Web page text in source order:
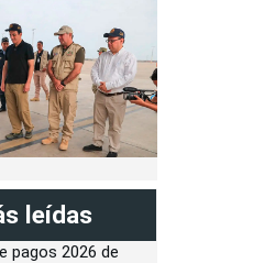
leídas
pagos 2026 de